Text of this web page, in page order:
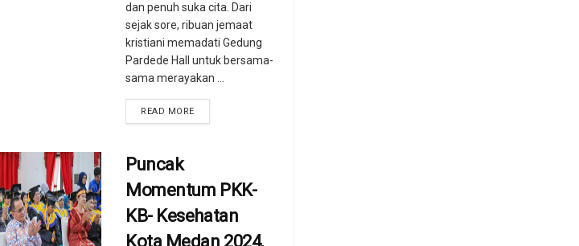
dan penuh suka cita. Dari
sejak sore, ribuan jemaat
kristiani memadati Gedung
Pardede Hall untuk bersama-
sama merayakan ...
READ MORE
Puncak
Momentum PKK-
KB- Kesehatan
Kota Medan 2024,